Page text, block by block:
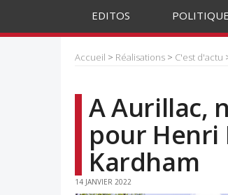
EDITOS POLITIQUE
Accueil > Réalisations > C'est d'actu
A Aurillac,
pour Henri
Kardham
14 JANVIER 2022